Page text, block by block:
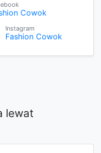
Cowok
Instagram
Fashion Cowok
lewat